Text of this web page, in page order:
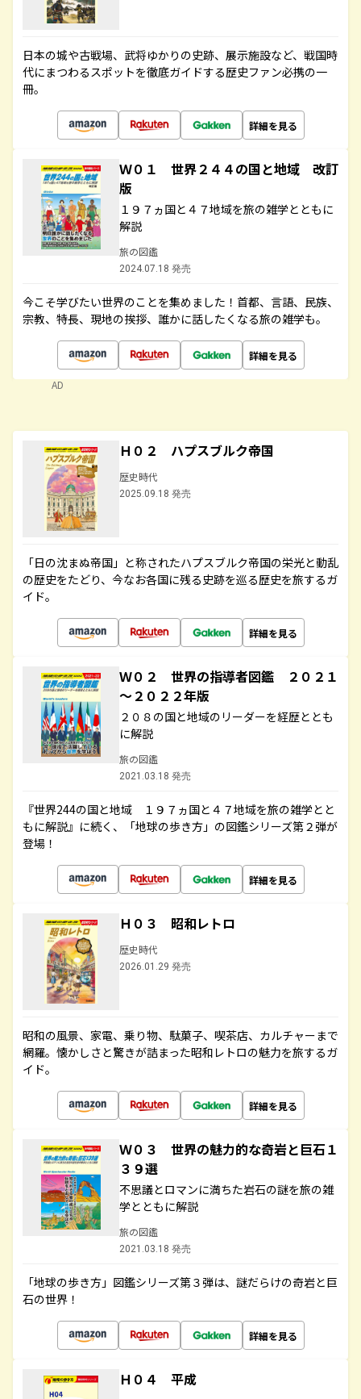
日本の城や古戦場、武将ゆかりの史跡、展示施設など、戦国時
代にまつわるスポットを徹底ガイドする歴史ファン必携の一
冊。
詳細を見る
Ｗ０１ 世界２４４の国と地域 改訂
版
１９７ヵ国と４７地域を旅の雑学とともに
解説
旅の図鑑
2024.07.18 発売
今こそ学びたい世界のことを集めました！首都、言語、民族、
宗教、特長、現地の挨拶、誰かに話したくなる旅の雑学も。
詳細を見る
AD
Ｈ０２ ハプスブルク帝国
歴史時代
2025.09.18 発売
「日の沈まぬ帝国」と称されたハプスブルク帝国の栄光と動乱
の歴史をたどり、今なお各国に残る史跡を巡る歴史を旅するガ
イド。
詳細を見る
Ｗ０２ 世界の指導者図鑑 ２０２１
～２０２２年版
２０８の国と地域のリーダーを経歴ととも
に解説
旅の図鑑
2021.03.18 発売
『世界244の国と地域 １９７ヵ国と４７地域を旅の雑学とと
もに解説』に続く、「地球の歩き方」の図鑑シリーズ第２弾が
登場！
詳細を見る
Ｈ０３ 昭和レトロ
歴史時代
2026.01.29 発売
昭和の風景、家電、乗り物、駄菓子、喫茶店、カルチャーまで
網羅。懐かしさと驚きが詰まった昭和レトロの魅力を旅するガ
イド。
詳細を見る
Ｗ０３ 世界の魅力的な奇岩と巨石１
３９選
不思議とロマンに満ちた岩石の謎を旅の雑
学とともに解説
旅の図鑑
2021.03.18 発売
「地球の歩き方」図鑑シリーズ第３弾は、謎だらけの奇岩と巨
石の世界！
詳細を見る
Ｈ０４ 平成